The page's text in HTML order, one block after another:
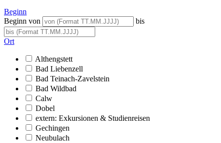
Beginn
Beginn von
bis
Ort
Althengstett
Bad Liebenzell
Bad Teinach-Zavelstein
Bad Wildbad
Calw
Dobel
extern: Exkursionen & Studienreisen
Gechingen
Neubulach